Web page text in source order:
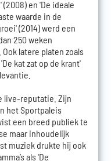
(2008) en 'De ideale
waarde in de
(2014) werd een
250 weken
latere platen zoals
kat zat op de krant'
live-reputatie. Zijn
het Sportpaleis
een breed publiek te
maar inhoudelijk
muziek drukte hij ook
als 'De